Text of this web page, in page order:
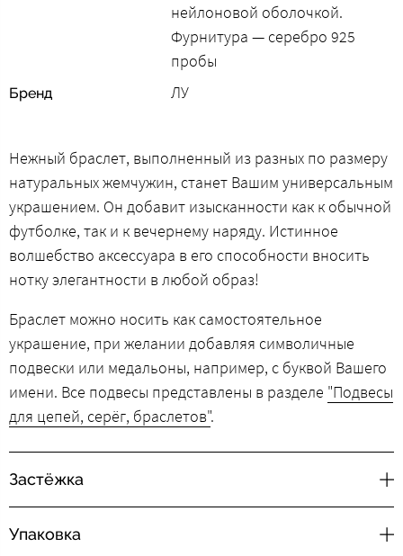
нейлоновой оболочкой.
Фурнитура — серебро 925
пробы
Бренд ЛУ
Нежный браслет, выполненный из разных по размеру
натуральных жемчужин, станет Вашим универсальным
украшением. Он добавит изысканности как к обычной
футболке, так и к вечернему наряду. Истинное
волшебство аксессуара в его способности вносить
нотку элегантности в любой образ!
Браслет можно носить как самостоятельное
украшение, при желании добавляя символичные
подвески или медальоны, например, с буквой Вашего
имени. Все подвесы представлены в разделе "Подвесы
для цепей, серёг, браслетов".
Застёжка
Упаковка